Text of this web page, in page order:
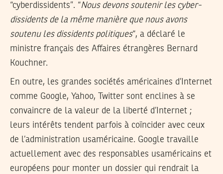
“cyberdissidents”. “Nous devons soutenir les cyber-
dissidents de la même manière que nous avons
soutenu les dissidents politiques“, a déclaré le
ministre français des Affaires étrangères Bernard
Kouchner.
En outre, les grandes sociétés américaines d’Internet
comme Google, Yahoo, Twitter sont enclines à se
convaincre de la valeur de la liberté d’Internet ;
leurs intérêts tendent parfois à coïncider avec ceux
de l’administration usaméricaine. Google travaille
actuellement avec des responsables usaméricains et
européens pour monter un dossier qui rendrait la